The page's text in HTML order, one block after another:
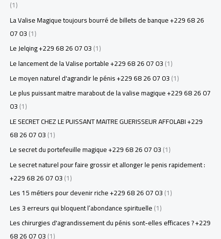
(1)
La Valise Magique toujours bourré de billets de banque +229 68 26
07 03(1)
Le Jelqing +229 68 26 07 03(1)
Le lancement de la Valise portable +229 68 26 07 03(1)
Le moyen naturel d'agrandir le pénis +229 68 26 07 03(1)
Le plus puissant maitre marabout de la valise magique +229 68 26 07
03(1)
LE SECRET CHEZ LE PUISSANT MAITRE GUERISSEUR AFFOLABI +229
68 26 07 03(1)
Le secret du portefeuille magique +229 68 26 07 03(1)
Le secret naturel pour faire grossir et allonger le penis rapidement :
+229 68 26 07 03(1)
Les 15 métiers pour devenir riche +229 68 26 07 03(1)
Les 3 erreurs qui bloquent l’abondance spirituelle(1)
Les chirurgies d'agrandissement du pénis sont-elles efficaces ? +229
68 26 07 03(1)